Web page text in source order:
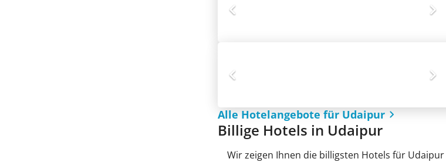
Alle Hotelangebote für Udaipur
Billige Hotels in Udaipur
Wir zeigen Ihnen die billigsten Hotels für